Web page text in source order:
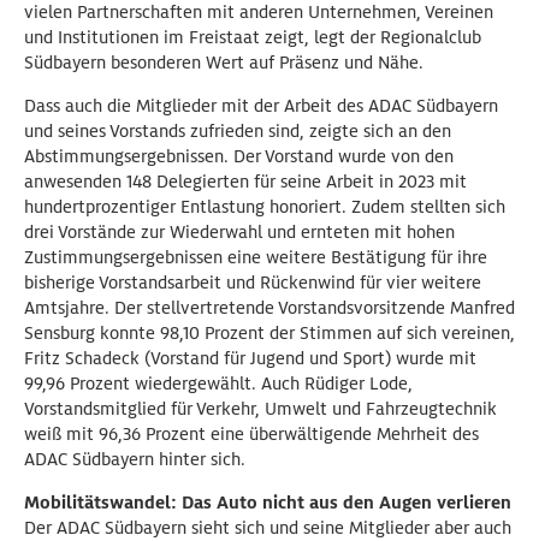
vielen Partnerschaften mit anderen Unternehmen, Vereinen
und Institutionen im Freistaat zeigt, legt der Regionalclub
Südbayern besonderen Wert auf Präsenz und Nähe.
Dass auch die Mitglieder mit der Arbeit des ADAC Südbayern
und seines Vorstands zufrieden sind, zeigte sich an den
Abstimmungsergebnissen. Der Vorstand wurde von den
anwesenden 148 Delegierten für seine Arbeit in 2023 mit
hundertprozentiger Entlastung honoriert. Zudem stellten sich
drei Vorstände zur Wiederwahl und ernteten mit hohen
Zustimmungsergebnissen eine weitere Bestätigung für ihre
bisherige Vorstandsarbeit und Rückenwind für vier weitere
Amtsjahre. Der stellvertretende Vorstandsvorsitzende Manfred
Sensburg konnte 98,10 Prozent der Stimmen auf sich vereinen,
Fritz Schadeck (Vorstand für Jugend und Sport) wurde mit
99,96 Prozent wiedergewählt. Auch Rüdiger Lode,
Vorstandsmitglied für Verkehr, Umwelt und Fahrzeugtechnik
weiß mit 96,36 Prozent eine überwältigende Mehrheit des
ADAC Südbayern hinter sich.
Mobilitätswandel: Das Auto nicht aus den Augen verlieren
Der ADAC Südbayern sieht sich und seine Mitglieder aber auch